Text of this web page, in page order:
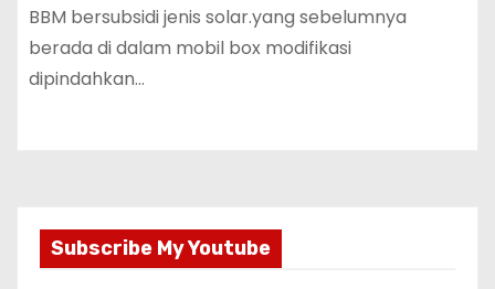
BBM bersubsidi jenis solar.yang sebelumnya
berada di dalam mobil box modifikasi
dipindahkan…
Subscribe My Youtube